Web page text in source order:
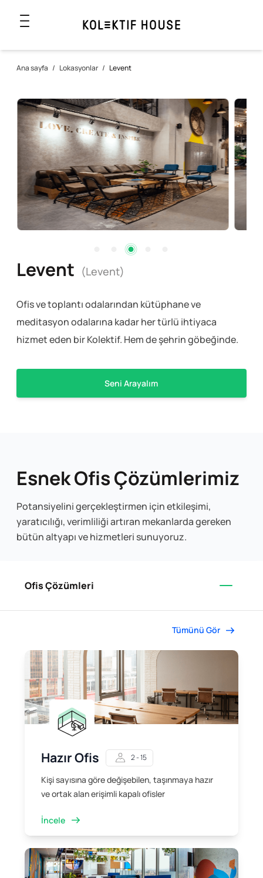
Ana sayfa / Lokasyonlar / Levent
Levent (Levent)
Ofis ve toplantı odalarından kütüphane ve
meditasyon odalarına kadar her türlü ihtiyaca
hizmet eden bir Kolektif. Hem de şehrin göbeğinde.
Seni Arayalım
Esnek Ofis Çözümlerimiz
Potansiyelini gerçekleştirmen için etkileşimi,
yaratıcılığı, verimliliği artıran mekanlarda gereken
bütün altyapı ve hizmetleri sunuyoruz.
Ofis Çözümleri
Tümünü Gör
Hazır Ofis 2 - 15
Kişi sayısına göre değişebilen, taşınmaya hazır
ve ortak alan erişimli kapalı ofisler
İncele